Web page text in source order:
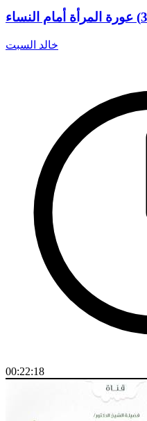
خالد السبت
00:22:18